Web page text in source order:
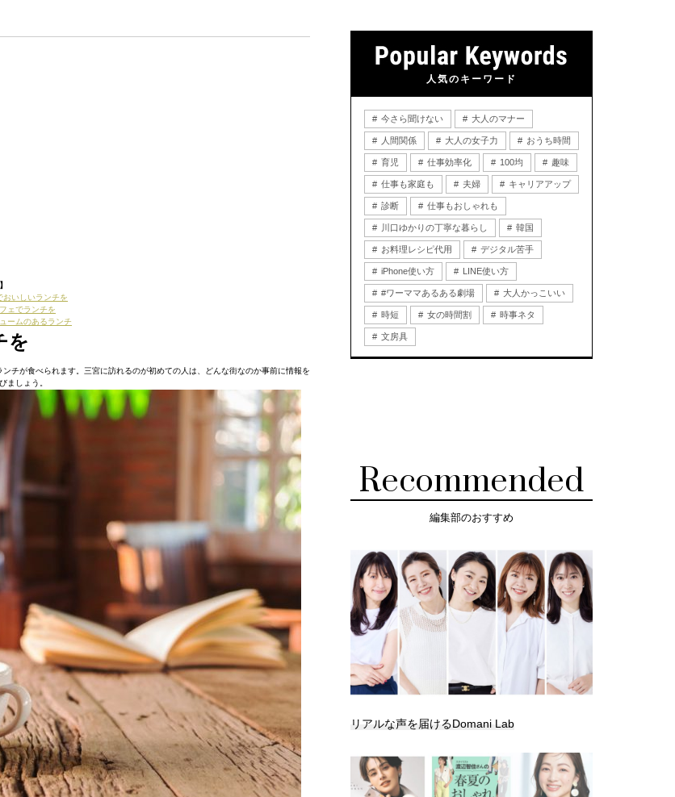
おいしいランチを
ェでランチを
ームのあるランチ
を
チが食べられます。三宮に訪れるのが初めての人は、どんな街なのか事前に情報を
ましょう。
人気のキーワード
今さら聞けない 大人のマナー
人間関係 大人の女子力 おうち時間
育児 仕事効率化 100均 趣味
仕事も家庭も 夫婦 キャリアアップ
診断 仕事もおしゃれも
川口ゆかりの丁寧な暮らし 韓国
お料理レシピ代用 デジタル苦手
iPhone使い方 LINE使い方
#ワーママあるある劇場 大人かっこいい
時短 女の時間割 時事ネタ
文房具
Recommended
編集部のおすすめ
リアルな声を届けるDomani Lab